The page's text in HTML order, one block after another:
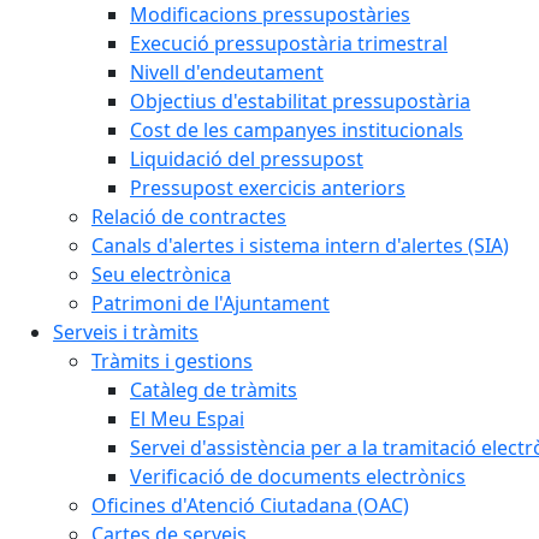
Modificacions pressupostàries
Execució pressupostària trimestral
Nivell d'endeutament
Objectius d'estabilitat pressupostària
Cost de les campanyes institucionals
Liquidació del pressupost
Pressupost exercicis anteriors
Relació de contractes
Canals d'alertes i sistema intern d'alertes (SIA)
Seu electrònica
Patrimoni de l'Ajuntament
Serveis i tràmits
Tràmits i gestions
Catàleg de tràmits
El Meu Espai
Servei d'assistència per a la tramitació
Verificació de documents electrònics
Oficines d'Atenció Ciutadana (OAC)